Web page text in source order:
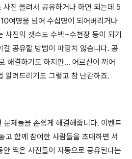
사진 올려서 공유하거나 하면 되는데 5
여명을 넘어 수십명이 되어버리거나
사진의 갯수도 수백~수천장 등이 되기
걸 공유할 방법이 마땅치 않습니다. 공
해결하기도 하지만... 어르신이 끼어
알려드리기도 그렇고 참 난감하죠.
제들을 손쉽게 해결해줍니다. 이벤트
고 함께 참여한 사람들을 초대하면 서
찍은 사진들이 자동으로 공유된다는